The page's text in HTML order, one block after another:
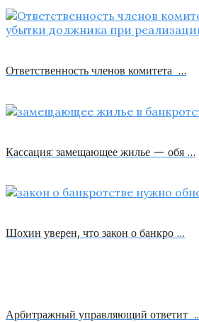
Ответственность членов комитета …
Кассация: замещающее жилье — обя …
Шохин уверен, что закон о банкро …
Арбитражный управляющий ответит